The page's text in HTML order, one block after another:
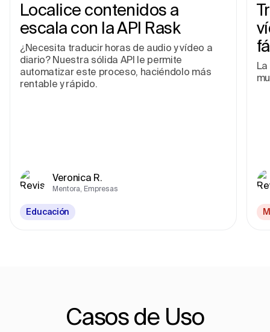
Localice contenidos a
escala con la API Rask
¿Necesita traducir horas de audio y vídeo a
diario? Nuestra sólida API le permite
automatizar este proceso, haciéndolo más
rentable y rápido.
Veronica R.
Mentora, Empresas
Educación
Casos de Uso